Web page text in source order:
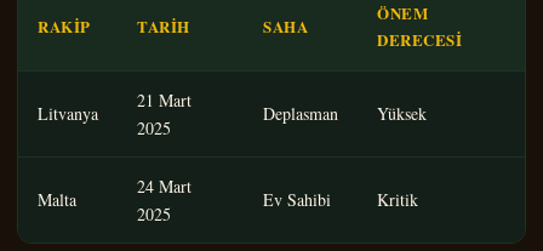
RAKIP TARIH SAHA
ÖNEM
DERECESI
Litvanya
21 Mart
2025
Deplasman Yüksek
Malta
24 Mart
2025
Ev Sahibi Kritik